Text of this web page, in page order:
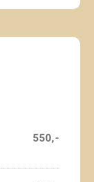
550,-